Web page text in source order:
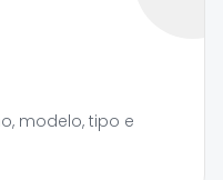
modelo, tipo e